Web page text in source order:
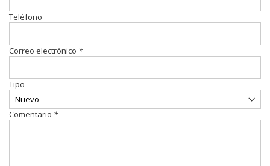
Teléfono
Correo electrónico *
Tipo
Comentario *